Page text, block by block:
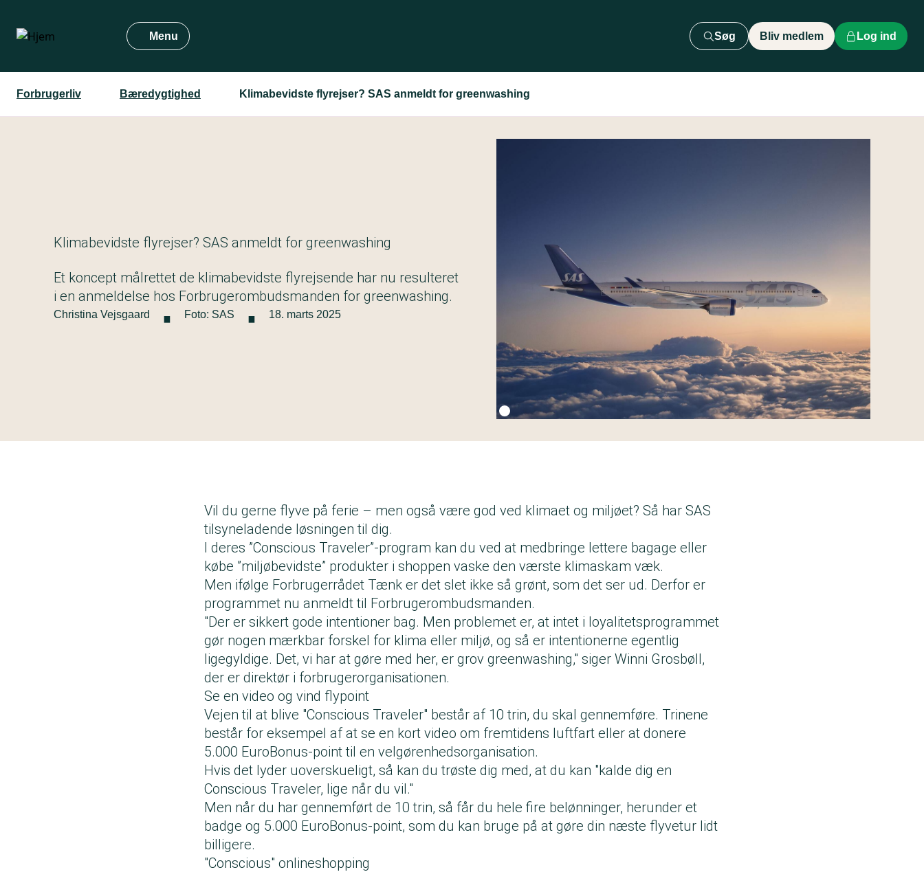
hovedindhold
Menu Søg Bliv medlem Log ind
Forbrugerliv Bæredygtighed Klimabevidste flyrejser? SAS anmeldt for greenwashing
Klimabevidste flyrejser? SAS anmeldt for greenwashing
Et koncept målrettet de klimabevidste flyrejsende har nu resulteret
i en anmeldelse hos Forbrugerombudsmanden for greenwashing.
Christina Vejsgaard · Foto: SAS · 18. marts 2025
Fotokredit:
SAS
Vil du gerne flyve på ferie – men også være god ved klimaet og miljøet? Så har SAS
tilsyneladende løsningen til dig.
I deres ”Conscious Traveler”-program kan du ved at medbringe lettere bagage eller
købe ”miljøbevidste” produkter i shoppen vaske den værste klimaskam væk.
Men ifølge Forbrugerrådet Tænk er det slet ikke så grønt, som det ser ud. Derfor er
programmet nu anmeldt til Forbrugerombudsmanden.
"Der er sikkert gode intentioner bag. Men problemet er, at intet i loyalitetsprogrammet
gør nogen mærkbar forskel for klima eller miljø, og så er intentionerne egentlig
ligegyldige. Det, vi har at gøre med her, er grov greenwashing," siger Winni Grosbøll,
der er direktør i forbrugerorganisationen.
Se en video og vind flypoint
Vejen til at blive "Conscious Traveler" består af 10 trin, du skal gennemføre. Trinene
består for eksempel af at se en kort video om fremtidens luftfart eller at donere
5.000 EuroBonus-point til en velgørenhedsorganisation.
Hvis det lyder uoverskueligt, så kan du trøste dig med, at du kan "kalde dig en
Conscious Traveler, lige når du vil."
Men når du har gennemført de 10 trin, så får du hele fire belønninger, herunder et
badge og 5.000 EuroBonus-point, som du kan bruge på at gøre din næste flyvetur lidt
billigere.
"Conscious" onlineshopping